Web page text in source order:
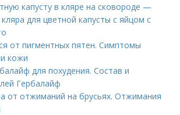
капусту в кляре на сковороде —
для цветной капусты с яйцом с
от пигментных пятен. Симптомы
кожи
для похудения. Состав и
Гербалайф
от отжиманий на брусьях. Отжимания